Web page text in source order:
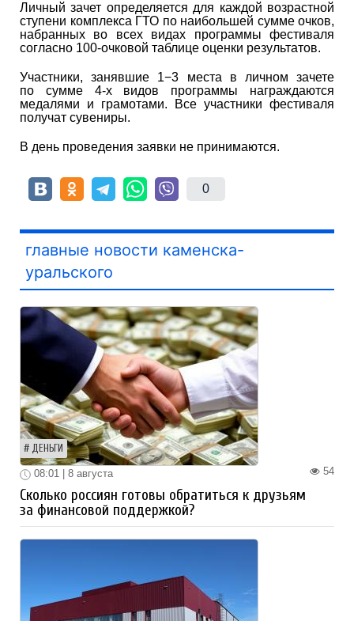
Личный зачет определяется для каждой возрастной
ступени комплекса ГТО по наибольшей сумме очков,
набранных во всех видах программы фестиваля
согласно 100-очковой таблице оценки результатов.
Участники, занявшие 1−3 места в личном зачете
по сумме 4-х видов программы награждаются
медалями и грамотами. Все участники фестиваля
получат сувениры.
В день проведения заявки не принимаются.
0
главные новости каменска-
уральского
ДЕНЬГИ
54
08:01 | 8 августа
Сколько россиян готовы обратиться к друзьям
за финансовой поддержкой?